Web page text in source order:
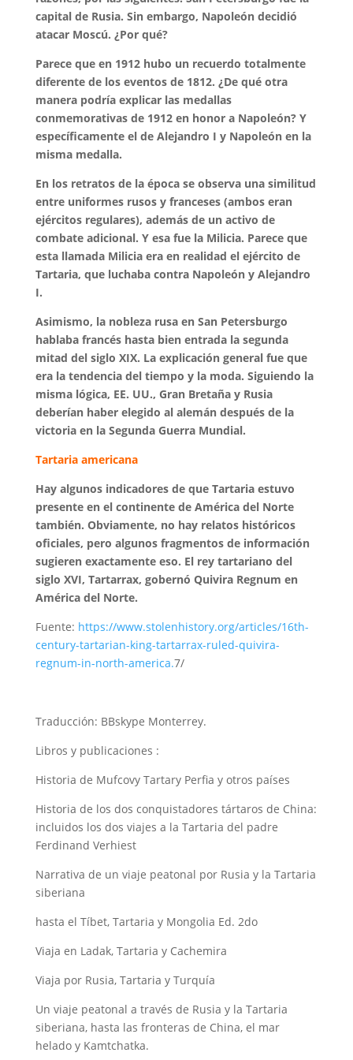
capital de Rusia. Sin embargo, Napoleón decidió
atacar Moscú. ¿Por qué?
Parece que en 1912 hubo un recuerdo totalmente
diferente de los eventos de 1812. ¿De qué otra
manera podría explicar las medallas
conmemorativas de 1912 en honor a Napoleón? Y
específicamente el de Alejandro I y Napoleón en la
misma medalla.
En los retratos de la época se observa una similitud
entre uniformes rusos y franceses (ambos eran
ejércitos regulares), además de un activo de
combate adicional. Y esa fue la Milicia. Parece que
esta llamada Milicia era en realidad el ejército de
Tartaria, que luchaba contra Napoleón y Alejandro
I.
Asimismo, la nobleza rusa en San Petersburgo
hablaba francés hasta bien entrada la segunda
mitad del siglo XIX. La explicación general fue que
era la tendencia del tiempo y la moda. Siguiendo la
misma lógica, EE. UU., Gran Bretaña y Rusia
deberían haber elegido al alemán después de la
victoria en la Segunda Guerra Mundial.
Tartaria americana
Hay algunos indicadores de que Tartaria estuvo
presente en el continente de América del Norte
también. Obviamente, no hay relatos históricos
oficiales, pero algunos fragmentos de información
sugieren exactamente eso. El rey tartariano del
siglo XVI, Tartarrax, gobernó Quivira Regnum en
América del Norte.
Fuente: https://www.stolenhistory.org/articles/16th-
century-tartarian-king-tartarrax-ruled-quivira-
regnum-in-north-america.7/
Traducción: BBskype Monterrey.
Libros y publicaciones :
Historia de Mufcovy Tartary Perfia y otros países
Historia de los dos conquistadores tártaros de China:
incluidos los dos viajes a la Tartaria del padre
Ferdinand Verhiest
Narrativa de un viaje peatonal por Rusia y la Tartaria
siberiana
hasta el Tíbet, Tartaria y Mongolia Ed. 2do
Viaja en Ladak, Tartaria y Cachemira
Viaja por Rusia, Tartaria y Turquía
Un viaje peatonal a través de Rusia y la Tartaria
siberiana, hasta las fronteras de China, el mar
helado y Kamtchatka.